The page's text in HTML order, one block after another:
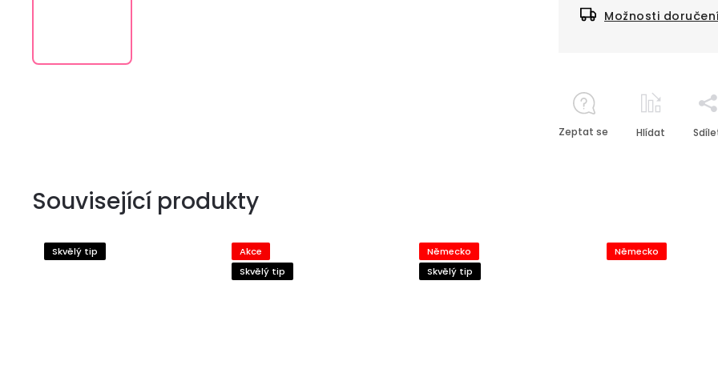
Možnosti
Zeptat se Hlídat
Související produkty
Skvělý tip
Akce
Skvělý tip
Německo
Skvělý tip
Německo